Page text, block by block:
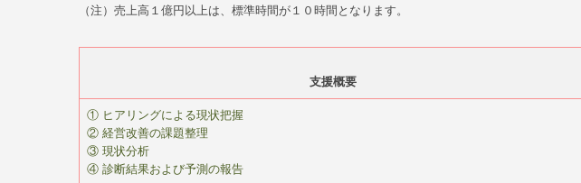
（注）売上高１億円以上は、標準時間が１０時間となります。
支援概要
① ヒアリングによる現状把握
② 経営改善の課題整理
③ 現状分析
④ 診断結果および予測の報告